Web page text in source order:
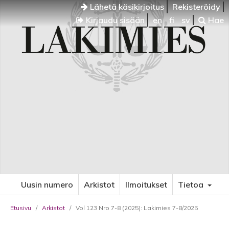
Lähetä käsikirjoitus
Rekisteröidy
Kirjaudu sisään
en fi sv Hae
Uusin numero Arkistot Ilmoitukset Tietoa
Etusivu / Arkistot / Vol 123 Nro 7-8 (2025): Lakimies 7-8/2025